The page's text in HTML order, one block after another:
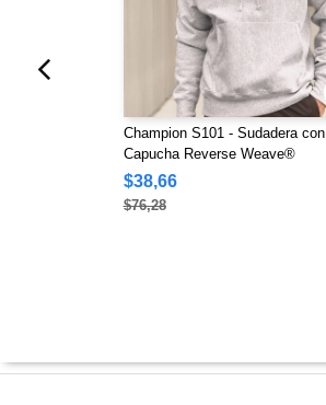
Champion S101 - Sudadera con
Capucha Reverse Weave®
$38,66
$76,28